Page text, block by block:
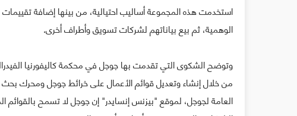
استخدمت هذه المجموعة أساليب احتيالية، من بينها إضافة
الوهمية، ثم بيع بياناتهم لشركات تسويق وأطراف أخرى.
وتوضح الشكوى التي تقدمت بها جوجل في محكمة كاليفورنيا
من خلال إنشاء وتعديل قوائم الأعمال على خرائط جوجل ومحرك
العامة لجوجل، لموقع "بيزنس إنسايدر" إن جوجل لا تسمح